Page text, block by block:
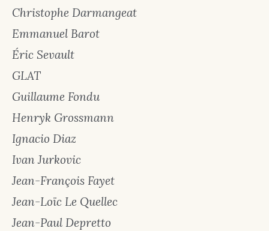
Christophe Darmangeat
Emmanuel Barot
Éric Sevault
GLAT
Guillaume Fondu
Henryk Grossmann
Ignacio Diaz
Ivan Jurkovic
Jean-François Fayet
Jean-Loïc Le Quellec
Jean-Paul Depretto